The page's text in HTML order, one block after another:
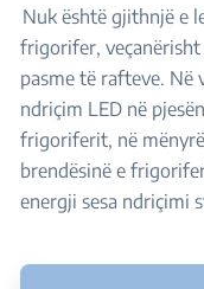
Nuk është gjithnjë e
frigorifer, veçanërisht
pasme të rafteve.
ndriçim LED në
frigoriferit, në
brendësinë e
energji sesa ndriçimi